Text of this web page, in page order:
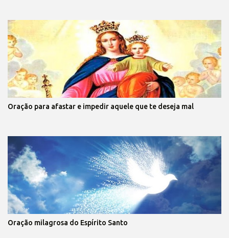
Oração para afastar e impedir aquele que te deseja mal
Oração milagrosa do Espírito Santo